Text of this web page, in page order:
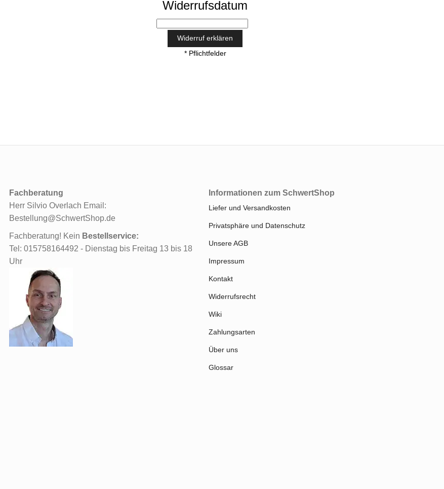
Widerrufsdatum
Widerruf erklären
* Pflichtfelder
Fachberatung
Herr Silvio Overlach Email:
Bestellung@SchwertShop.de
Fachberatung! Kein Bestellservice:
Tel: 015758164492 - Dienstag bis Freitag 13 bis 18
Uhr
Informationen zum SchwertShop
Liefer und Versandkosten
Privatsphäre und Datenschutz
Unsere AGB
Impressum
Kontakt
Widerrufsrecht
Wiki
Zahlungsarten
Über uns
Glossar